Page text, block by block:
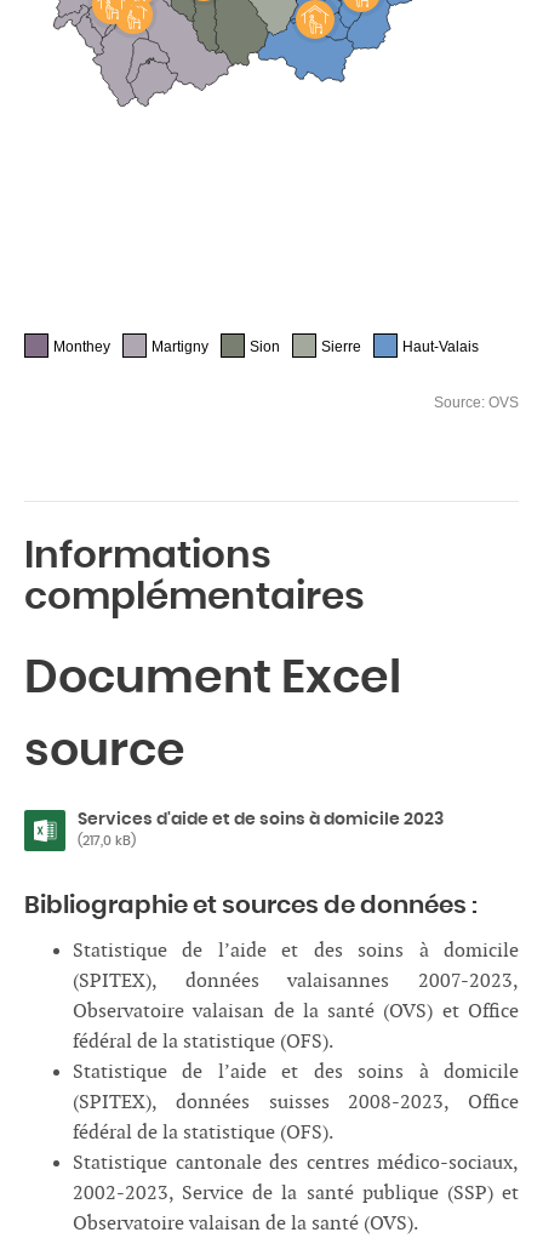
Monthey Martigny Sion Sierre Haut-Valais
Source: OVS
Informations
complémentaires
Document Excel
source
Services d'aide et de soins à domicile 2023
(217,0 kB)
Bibliographie et sources de données :
Statistique de l’aide et des soins à domicile
(SPITEX), données valaisannes 2007-2023,
Observatoire valaisan de la santé (OVS) et Office
fédéral de la statistique (OFS).
Statistique de l’aide et des soins à domicile
(SPITEX), données suisses 2008-2023, Office
fédéral de la statistique (OFS).
Statistique cantonale des centres médico-sociaux,
2002-2023, Service de la santé publique (SSP) et
Observatoire valaisan de la santé (OVS).